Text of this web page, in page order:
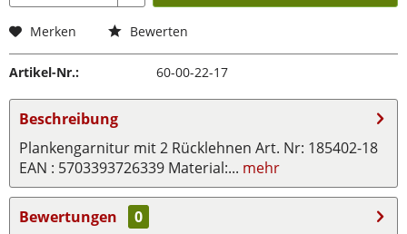
Merken Bewerten
Artikel-Nr.: 60-00-22-17
Beschreibung
Plankengarnitur mit 2 Rücklehnen Art. Nr: 185402-18
EAN : 5703393726339 Material:... mehr
Bewertungen
0